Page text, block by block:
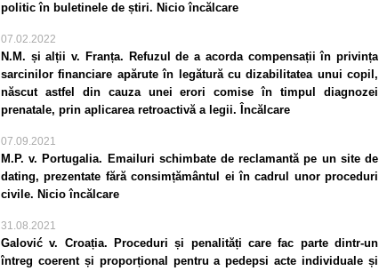
politic în buletinele de știri. Nicio încălcare
07.02.2022
N.M. și alții v. Franța. Refuzul de a acorda compensații în privința
sarcinilor financiare apărute în legătură cu dizabilitatea unui copil,
născut astfel din cauza unei erori comise în timpul diagnozei
prenatale, prin aplicarea retroactivă a legii. Încălcare
07.09.2021
M.P. v. Portugalia. Emailuri schimbate de reclamantă pe un site de
dating, prezentate fără consimțământul ei în cadrul unor proceduri
civile. Nicio încălcare
31.08.2021
Galović v. Croația. Proceduri și penalități care fac parte dintr-un
întreg coerent și proporțional pentru a pedepsi acte individuale și